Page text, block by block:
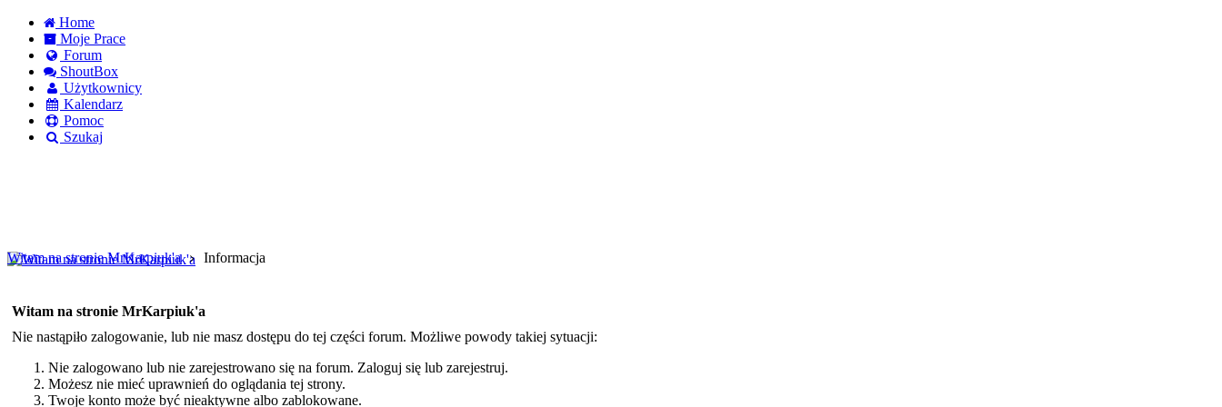
Home
Moje Prace
Forum
ShoutBox
Użytkownicy
Kalendarz
Pomoc
Szukaj
Witam na stronie MrKarpiuk'a
Informacja
Witam na stronie MrKarpiuk'a
Nie nastąpiło zalogowanie, lub nie masz dostępu do tej części forum. Możliwe powody takiej sytuacji:
Nie zalogowano lub nie zarejestrowano się na forum. Zaloguj się lub zarejestruj.
Możesz nie mieć uprawnień do oglądania tej strony.
Twoje konto może być nieaktywne albo zablokowane.